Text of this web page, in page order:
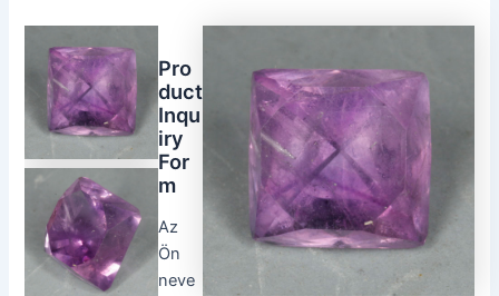
Pro
duct
Inqu
iry
For
m
Az
Ön
neve